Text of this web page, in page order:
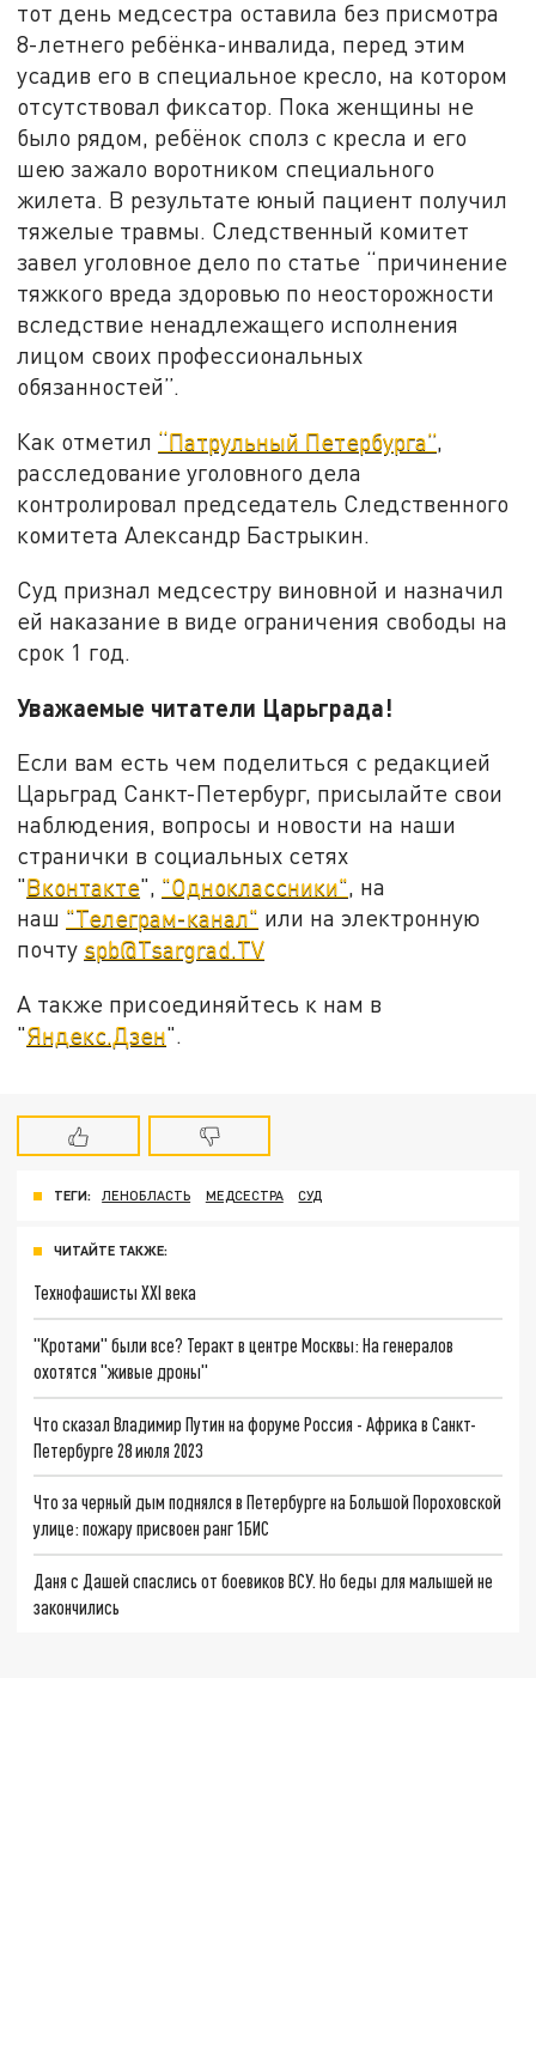
тот день медсестра оставила без присмотра
8-летнего ребёнка-инвалида, перед этим
усадив его в специальное кресло, на котором
отсутствовал фиксатор. Пока женщины не
было рядом, ребёнок сполз с кресла и его
шею зажало воротником специального
жилета. В результате юный пациент получил
тяжелые травмы. Следственный комитет
завел уголовное дело по статье “причинение
тяжкого вреда здоровью по неосторожности
вследствие ненадлежащего исполнения
лицом своих профессиональных
обязанностей”.
Как отметил “Патрульный Петербурга”,
расследование уголовного дела
контролировал председатель Следственного
комитета Александр Бастрыкин.
Суд признал медсестру виновной и назначил
ей наказание в виде ограничения свободы на
срок 1 год.
Уважаемые читатели Царьграда!
Если вам есть чем поделиться с редакцией
Царьград Санкт-Петербург, присылайте свои
наблюдения, вопросы и новости на наши
странички в социальных сетях
"Вконтакте", "Одноклассники", на
наш "Телеграм-канал" или на электронную
почту spb@Tsargrad.TV
А также присоединяйтесь к нам в
"Яндекс.Дзен".
ТЕГИ: ЛЕНОБЛАСТЬ МЕДСЕСТРА СУД
ЧИТАЙТЕ ТАКЖЕ:
Технофашисты XXI века
"Кротами" были все? Теракт в центре Москвы: На генералов
охотятся "живые дроны"
Что сказал Владимир Путин на форуме Россия - Африка в Санкт-
Петербурге 28 июля 2023
Что за черный дым поднялся в Петербурге на Большой Пороховской
улице: пожару присвоен ранг 1БИС
Даня с Дашей спаслись от боевиков ВСУ. Но беды для малышей не
закончились